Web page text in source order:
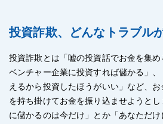
投資詐欺、どんなトラブル
投資詐欺とは「嘘の投資話でお金を集
ベンチャー企業に投資すれば儲かる」
えるから投資したほうがいい」など、
を持ち掛けてお金を振り込ませようと
に儲かるのは今だけ」とか「あなただけ